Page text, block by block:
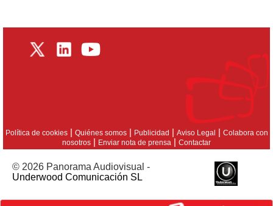
Política de cookies| Quiénes somos| Publicidad | Aviso Legal | Colabora con
nosotros | Enviar nota de prensa | Contactar
© 2026 Panorama Audiovisual -
Underwood Comunicación SL